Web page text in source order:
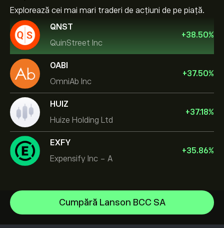
Explorează cei mai mari traderi de acțiuni de pe piață.
QNST
QuinStreet Inc
+38.50%
OABI
OmniAb Inc
+37.50%
HUIZ
Huize Holding Ltd
+37.18%
EXFY
Expensify Inc - A
+35.86%
Cumpără Lanson BCC SA
NVIDIA Corporation
Amazon.com Inc